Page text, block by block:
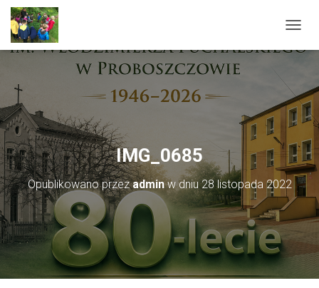
IMG_0685
Opublikowano przezadminw dniu28 listopada 2022